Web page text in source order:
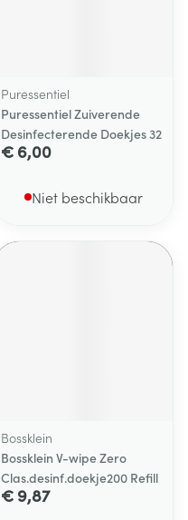
Puressentiel
Puressentiel Zuiverende
Desinfecterende Doekjes 32
€ 6,00
Niet beschikbaar
Bossklein
Bossklein V-wipe Zero
Clas.desinf.doekje200 Refill
€ 9,87